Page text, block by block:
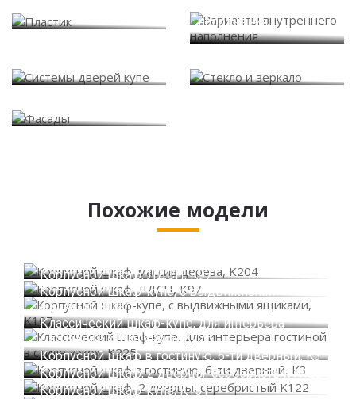
наполнения
Похожие модели
Корпусной шкаф, ЛДСП, K97
Корпусной шкаф-купе, с выдвижными
ящиками, K107
Классический шкаф-купе, для интерьера
гостиной в стиле «эко», K225
Корпусной шкаф в гостиную, 6-ти дверный, K3
Корпусной шкаф, 2 дверцы, серебристый K122
Корпусной шкаф-купе, K151